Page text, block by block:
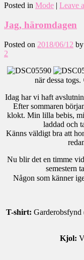
Posted in Mode Leave
Jag, häromdagen
Posted on 2018/06/12 by
2
när dessa
Idag har vi haft
Efter sommaren
klokt. Min lilla bebis,
laddad och
Känns väldigt bra att
Nu blir det en timme
semestern
Någon som känner
T-shirt: Garderobsfynd
Kjol: